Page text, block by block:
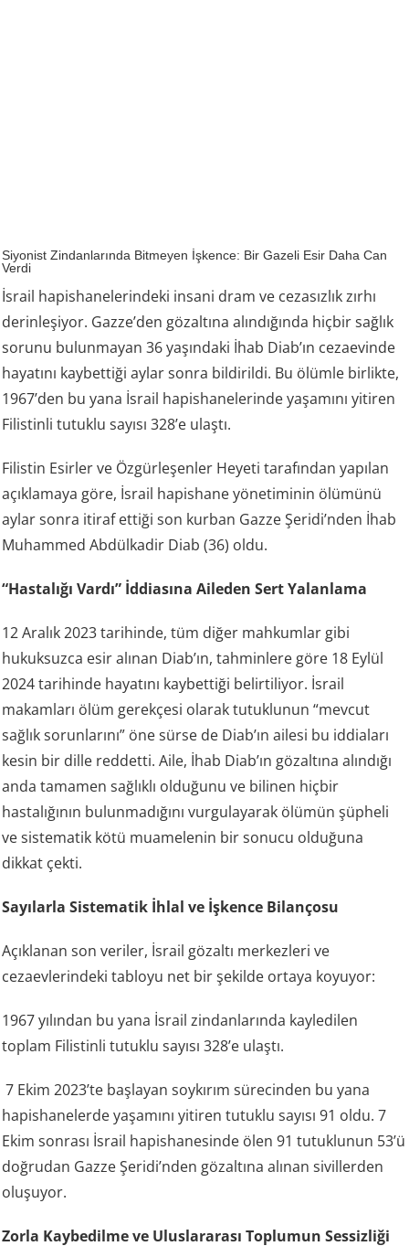
Siyonist Zindanlarında Bitmeyen İşkence: Bir Gazeli Esir Daha Can
Verdi
İsrail hapishanelerindeki insani dram ve cezasızlık zırhı
derinleşiyor. Gazze’den gözaltına alındığında hiçbir sağlık
sorunu bulunmayan 36 yaşındaki İhab Diab’ın cezaevinde
hayatını kaybettiği aylar sonra bildirildi. Bu ölümle birlikte,
1967’den bu yana İsrail hapishanelerinde yaşamını yitiren
Filistinli tutuklu sayısı 328’e ulaştı.
Filistin Esirler ve Özgürleşenler Heyeti tarafından yapılan
açıklamaya göre, İsrail hapishane yönetiminin ölümünü
aylar sonra itiraf ettiği son kurban Gazze Şeridi’nden İhab
Muhammed Abdülkadir Diab (36) oldu.
“Hastalığı Vardı” İddiasına Aileden Sert Yalanlama
12 Aralık 2023 tarihinde, tüm diğer mahkumlar gibi
hukuksuzca esir alınan Diab’ın, tahminlere göre 18 Eylül
2024 tarihinde hayatını kaybettiği belirtiliyor. İsrail
makamları ölüm gerekçesi olarak tutuklunun “mevcut
sağlık sorunlarını” öne sürse de Diab’ın ailesi bu iddiaları
kesin bir dille reddetti. Aile, İhab Diab’ın gözaltına alındığı
anda tamamen sağlıklı olduğunu ve bilinen hiçbir
hastalığının bulunmadığını vurgulayarak ölümün şüpheli
ve sistematik kötü muamelenin bir sonucu olduğuna
dikkat çekti.
Sayılarla Sistematik İhlal ve İşkence Bilançosu
Açıklanan son veriler, İsrail gözaltı merkezleri ve
cezaevlerindeki tabloyu net bir şekilde ortaya koyuyor:
1967 yılından bu yana İsrail zindanlarında kayledilen
toplam Filistinli tutuklu sayısı 328’e ulaştı.
7 Ekim 2023’te başlayan soykırım sürecinden bu yana
hapishanelerde yaşamını yitiren tutuklu sayısı 91 oldu. 7
Ekim sonrası İsrail hapishanesinde ölen 91 tutuklunun 53’ü
doğrudan Gazze Şeridi’nden gözaltına alınan sivillerden
oluşuyor.
Zorla Kaybedilme ve Uluslararası Toplumun Sessizliği